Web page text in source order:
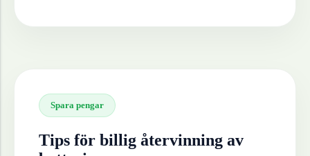
Spara pengar
Tips för billig återvinning av